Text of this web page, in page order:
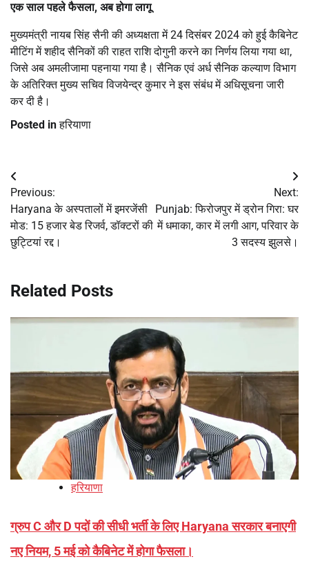
एक साल पहले फैसला, अब होगा लागू
मुख्यमंत्री नायब सिंह सैनी की अध्यक्षता में 24 दिसंबर 2024 को हुई कैबिनेट
मीटिंग में शहीद सैनिकों की राहत राशि दोगुनी करने का निर्णय लिया गया था,
जिसे अब अमलीजामा पहनाया गया है। सैनिक एवं अर्ध सैनिक कल्याण विभाग
के अतिरिक्त मुख्य सचिव विजयेन्द्र कुमार ने इस संबंध में अधिसूचना जारी
कर दी है।
Posted inहरियाणा
Post
navigation
Previous:
Haryana के अस्पतालों में इमरजेंसी
मोड: 15 हजार बेड रिजर्व, डॉक्टरों की
छुट्टियां रद्द।
Next:
Punjab: फिरोजपुर में ड्रोन गिरा: घर
में धमाका, कार में लगी आग, परिवार के
3 सदस्य झुलसे।
Related Posts
हरियाणा
ग्रुप C और D पदों की सीधी भर्ती के लिए Haryana सरकार बनाएगी
नए नियम, 5 मई को कैबिनेट में होगा फैसला।